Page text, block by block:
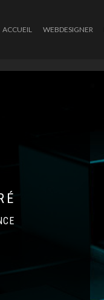
ACCUEIL WEBDESIGNER